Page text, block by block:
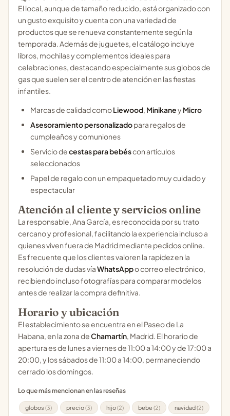
El local, aunque de tamaño reducido, está organizado con
un gusto exquisito y cuenta con una variedad de
productos que se renueva constantemente según la
temporada. Además de juguetes, el catálogo incluye
libros, mochilas y complementos ideales para
celebraciones, destacando especialmente sus globos de
gas que suelen ser el centro de atención en las fiestas
infantiles.
Marcas de calidad comoLiewood, Minikaney Micro
Asesoramiento personalizadopara regalos de
cumpleaños y comuniones
Servicio decestas para bebéscon artículos
seleccionados
Papel de regalo con un empaquetado muy cuidado y
espectacular
Atención al cliente y servicios online
La responsable, Ana García, es reconocida por su trato
cercano y profesional, facilitando la experiencia incluso a
quienes viven fuera de Madrid mediante pedidos online.
Es frecuente que los clientes valoren la rapidez en la
resolución de dudas víaWhatsAppo correo electrónico,
recibiendo incluso fotografías para comparar modelos
antes de realizar la compra definitiva.
Horario y ubicación
El establecimiento se encuentra en el Paseo de La
Habana, en la zona deChamartín, Madrid. El horario de
apertura es de lunes a viernes de 11:00 a 14:00 y de 17:00 a
20:00, y los sábados de 11:00 a 14:00, permaneciendo
cerrado los domingos.
Lo que más mencionan en las reseñas
globos (3) precio(3) hijo(2) bebe (2) navidad(2)